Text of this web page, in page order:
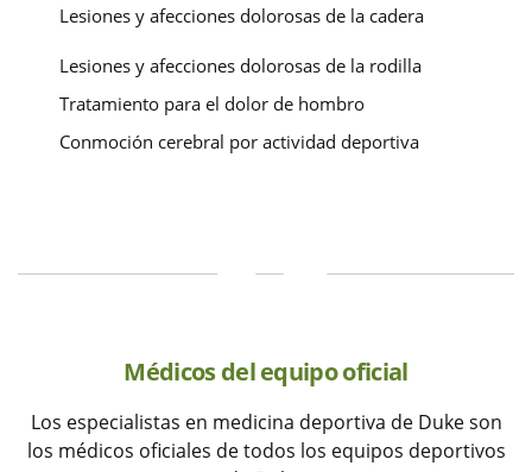
Lesiones y afecciones dolorosas de la cadera
Lesiones y afecciones dolorosas de la rodilla
Tratamiento para el dolor de hombro
Conmoción cerebral por actividad deportiva
Médicos del equipo oficial
Los especialistas en medicina deportiva de Duke son
los médicos oficiales de todos los equipos deportivos